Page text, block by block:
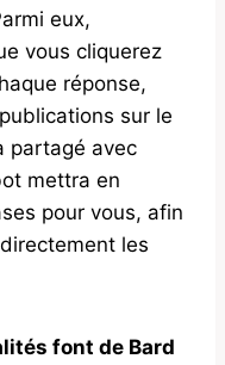
eux,
vous cliquerez
réponse,
sur le
partagé avec
mettra en
pour vous, afin
les
font de Bard